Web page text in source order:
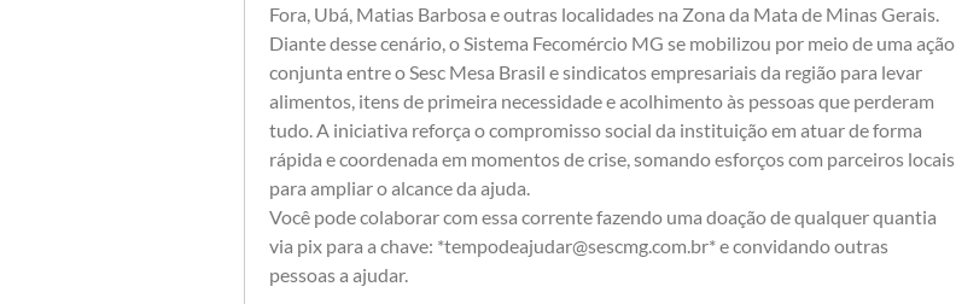
Fora, Ubá, Matias Barbosa e outras localidades na Zona da Mata de Minas Gerais.
Diante desse cenário, o Sistema Fecomércio MG se mobilizou por meio de uma ação
conjunta entre o Sesc Mesa Brasil e sindicatos empresariais da região para levar
alimentos, itens de primeira necessidade e acolhimento às pessoas que perderam
tudo. A iniciativa reforça o compromisso social da instituição em atuar de forma
rápida e coordenada em momentos de crise, somando esforços com parceiros locais
para ampliar o alcance da ajuda.
Você pode colaborar com essa corrente fazendo uma doação de qualquer quantia
via pix para a chave: *tempodeajudar@sescmg.com.br* e convidando outras
pessoas a ajudar.